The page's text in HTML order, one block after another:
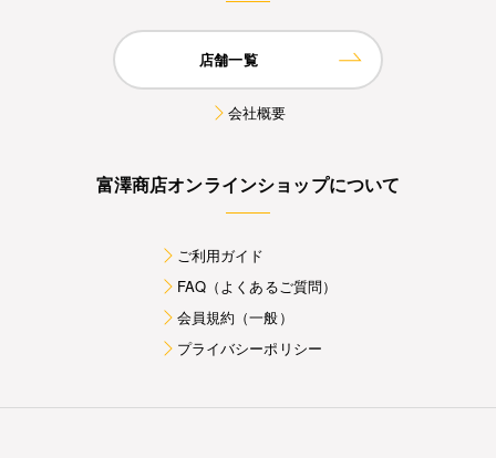
店舗一覧
会社概要
富澤商店オンラインショップについて
ご利用ガイド
FAQ（よくあるご質問）
会員規約（一般）
プライバシーポリシー